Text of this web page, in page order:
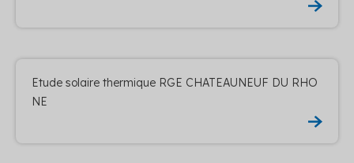
Etude solaire thermique RGE CHATEAUNEUF DU RHO
NE